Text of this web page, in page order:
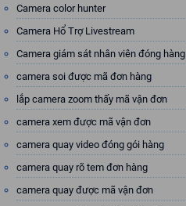
Camera color hunter
Camera Hổ Trợ Livestream
Camera giám sát nhân viên đóng hàng
camera soi được mã đơn hàng
lắp camera zoom thấy mã vận đơn
camera xem được mã vận đơn
camera quay video đóng gói hàng
camera quay rõ tem đơn hàng
camera quay được mã vận đơn